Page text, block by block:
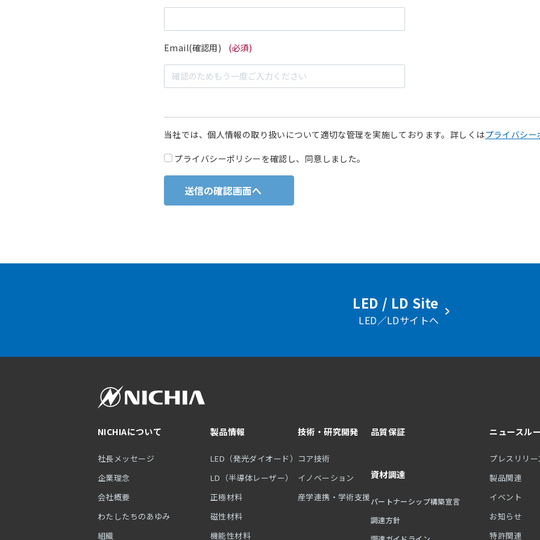
Email(確認用) (必須)
当社では、個人情報の取り扱いについて適切な管理を実施しております。詳しくはプライバシー
プライバシーポリシーを確認し、同意しました。
LED / LD Site
LED／LDサイトへ
NICHIAについて
社長メッセージ
企業理念
会社概要
わたしたちのあゆみ
組織
製品情報
LED（発光ダイオード）
LD（半導体レーザー）
正極材料
磁性材料
機能性材料
技術・研究開発
コア技術
イノベーション
産学連携・学術支援
品質保証
資材調達
パートナーシップ構築宣言
調達方針
ニュースル
プレスリリー
製品関連
イベント
お知らせ
特許関連